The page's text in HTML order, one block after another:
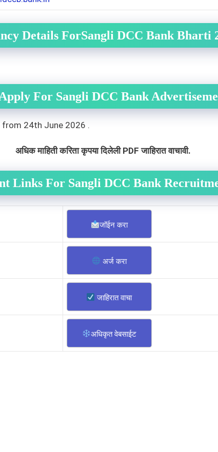
Details ForSangli DCC Bank Bharti
For Sangli DCC Bank
24th June 2026 .
अधिक माहिती करिता कृपया दिलेली PDF जाहिरात वाचावी.
Links For Sangli DCC Bank
जॉईन करा
अर्ज करा
जाहिरात वाचा
अधिकृत वेबसाईट